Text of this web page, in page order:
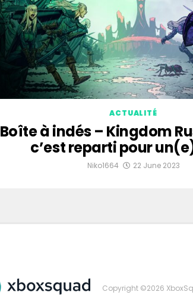
ACTUALITÉ
Boîte à indés – Kingdom
c’est reparti pour
Niko1664 22 June 2023
Copyright ©2026